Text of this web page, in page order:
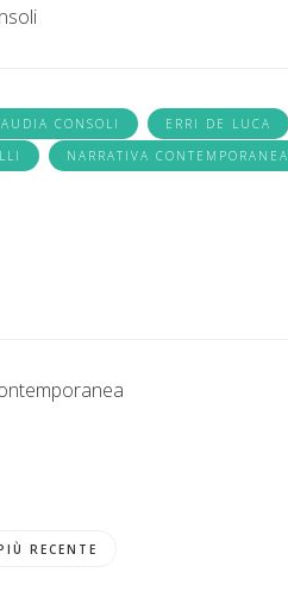
CONSOLI
ERRI DE LUCA
NARRATIVA CONTEMPORANEA
RECENTE